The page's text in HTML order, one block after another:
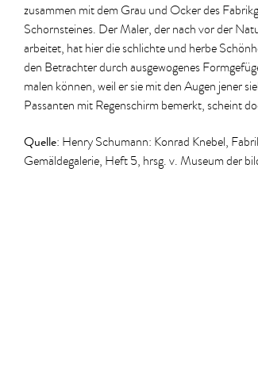
zusammen mit dem Grau und Ocker des
Schornsteines. Der Maler, der nach vor der
arbeitet, hat hier die schlichte und herbe
den Betrachter durch ausgewogenes
malen können, weil er sie mit den Augen jener
Passanten mit Regenschirm bemerkt, scheint
Quelle: Henry Schumann: Konrad Knebel,
Gemäldegalerie, Heft 5, hrsg. v. Museum der